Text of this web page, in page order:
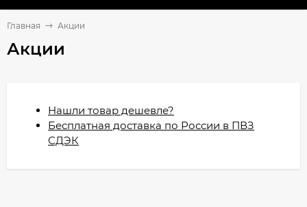
Главная Акции
Акции
Нашли товар дешевле?
Бесплатная доставка по России в ПВЗ
СДЭК